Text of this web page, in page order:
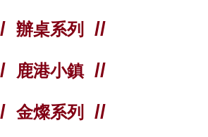
辦桌系列
鹿港小鎮
金燦系列